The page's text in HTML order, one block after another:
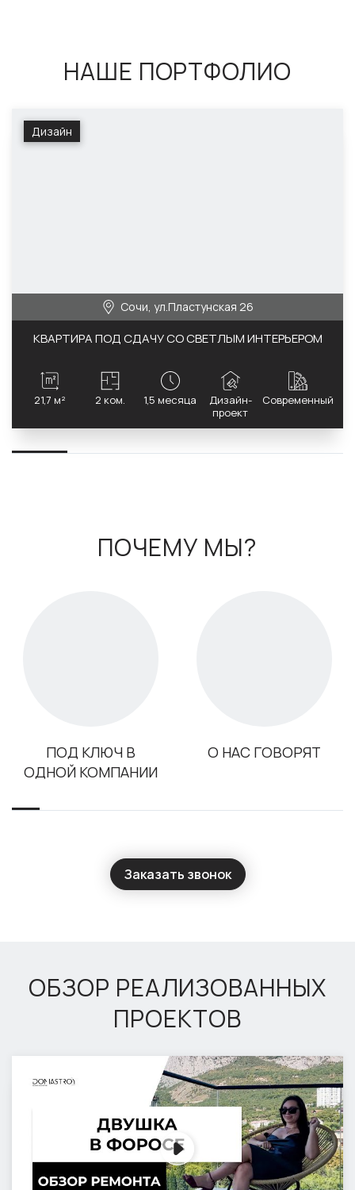
НАШЕ ПОРТФОЛИО
Дизайн
КВАРТИРА ПОД СДАЧУ СО СВЕТЛЫМ ИНТЕРЬЕРОМ
Сочи, ул.Пластунская 26
21,7 м² 2 ком. 1,5 месяца
Дизайн-
проект
Современный
ПОЧЕМУ МЫ?
ПОД КЛЮЧ В
ОДНОЙ КОМПАНИИ
О НАС ГОВОРЯТ
Заказать звонок
ОБЗОР РЕАЛИЗОВАННЫХ
ПРОЕКТОВ